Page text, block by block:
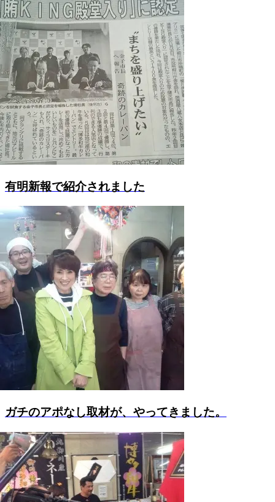
有明新報で紹介されました
ガチのアポなし取材が、やってきました。